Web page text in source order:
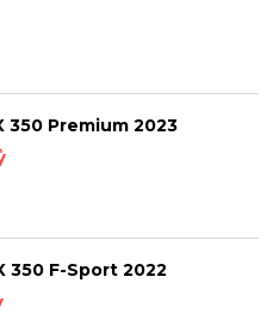
350 Premium 2023
350 F-Sport 2022